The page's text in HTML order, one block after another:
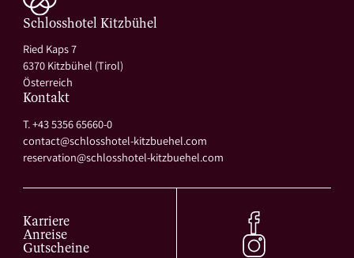
Schlosshotel Kitzbühel
Ried Kaps 7
6370 Kitzbühel (Tirol)
Österreich
Kontakt
T. +43 5356 65660-0
contact@schlosshotel-kitzbuehel.com
reservation@schlosshotel-kitzbuehel.com
Karriere
Anreise
Gutscheine